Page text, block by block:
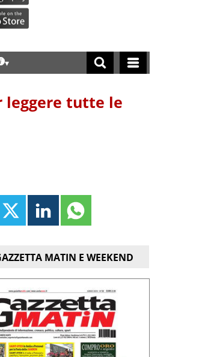
leggere tutte le
MATIN E WEEKEND